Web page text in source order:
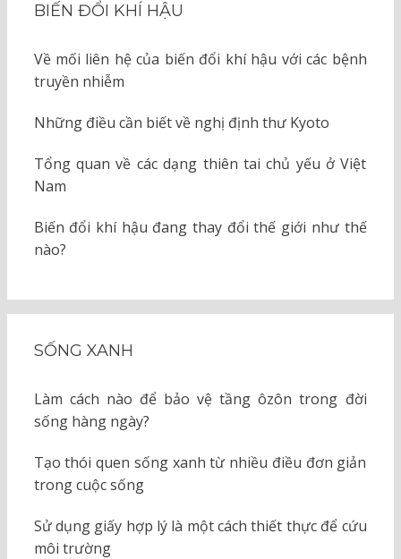
BIẾN ĐỔI KHÍ HẬU
Về mối liên hệ của biến đổi khí hậu với các bệnh
truyền nhiễm
Những điều cần biết về nghị định thư Kyoto
Tổng quan về các dạng thiên tai chủ yếu ở Việt
Nam
Biến đổi khí hậu đang thay đổi thế giới như thế
nào?
SỐNG XANH
Làm cách nào để bảo vệ tầng ôzôn trong đời
sống hàng ngày?
Tạo thói quen sống xanh từ nhiều điều đơn giản
trong cuộc sống
Sử dụng giấy hợp lý là một cách thiết thực để cứu
môi trường